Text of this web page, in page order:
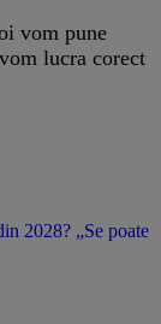
vom pune
lucra corect
2028? „Se poate